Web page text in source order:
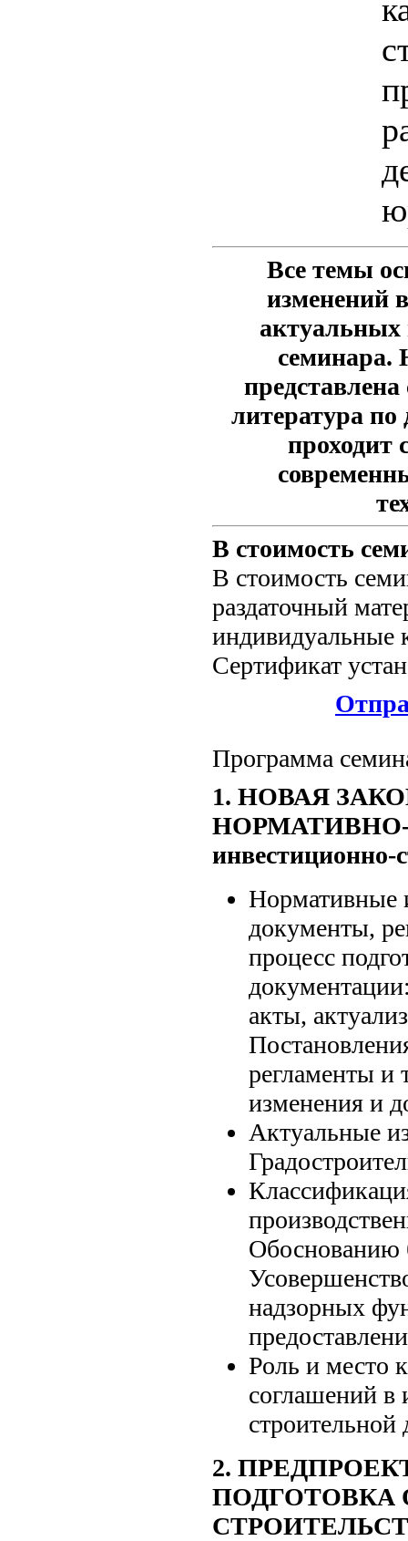
Все темы
изменений
актуальных
семинара.
литература
проходит
В стоимость
В стоимость
раздаточный
индивидуальные
Сертификат
Программа
1. НОВАЯ
инвестиционно-
Нормативные
документы,
процесс
акты,
регламенты и
изменения и
Актуальные
Обоснованию
надзорных
Роль и место
соглашений в
строительной
2.
ПОДГОТОВКА